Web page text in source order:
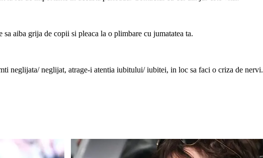
aiba grija de copii si pleaca la o plimbare cu jumatatea ta.
neglijata/ neglijat, atrage-i atentia iubitului/ iubitei, in loc sa faci o criza de nervi.